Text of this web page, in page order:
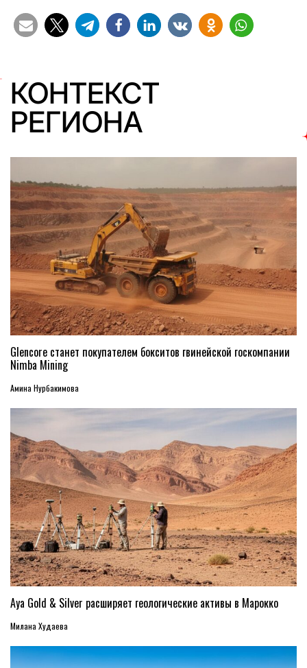
КОНТЕКСТ
РЕГИОНА
Glencore станет покупателем бокситов гвинейской госкомпании
Nimba Mining
Амина Нурбакимова
Aya Gold & Silver расширяет геологические активы в Марокко
Милана Худаева